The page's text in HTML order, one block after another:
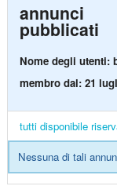
annunci
pubblicati
Nome degli utenti:
membro dal: 21
tutti disponibile
Nessuna di tali